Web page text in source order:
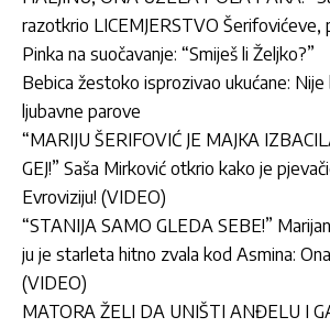
razotkrio LICEMJERSTVO Šerifovićeve,
Pinka na suočavanje: “Smiješ li Željko?”
Bebica žestoko isprozivao ukućane: Nije
ljubavne parove
“MARIJU ŠERIFOVIĆ JE MAJKA
GEJ!” Saša Mirković otkrio kako je
Evroviziju! (VIDEO)
“STANIJA SAMO GLEDA SEBE!”
ju je starleta hitno zvala kod Asmina:
(VIDEO)
MATORA ŽELI DA UNIŠTI ANĐELU I